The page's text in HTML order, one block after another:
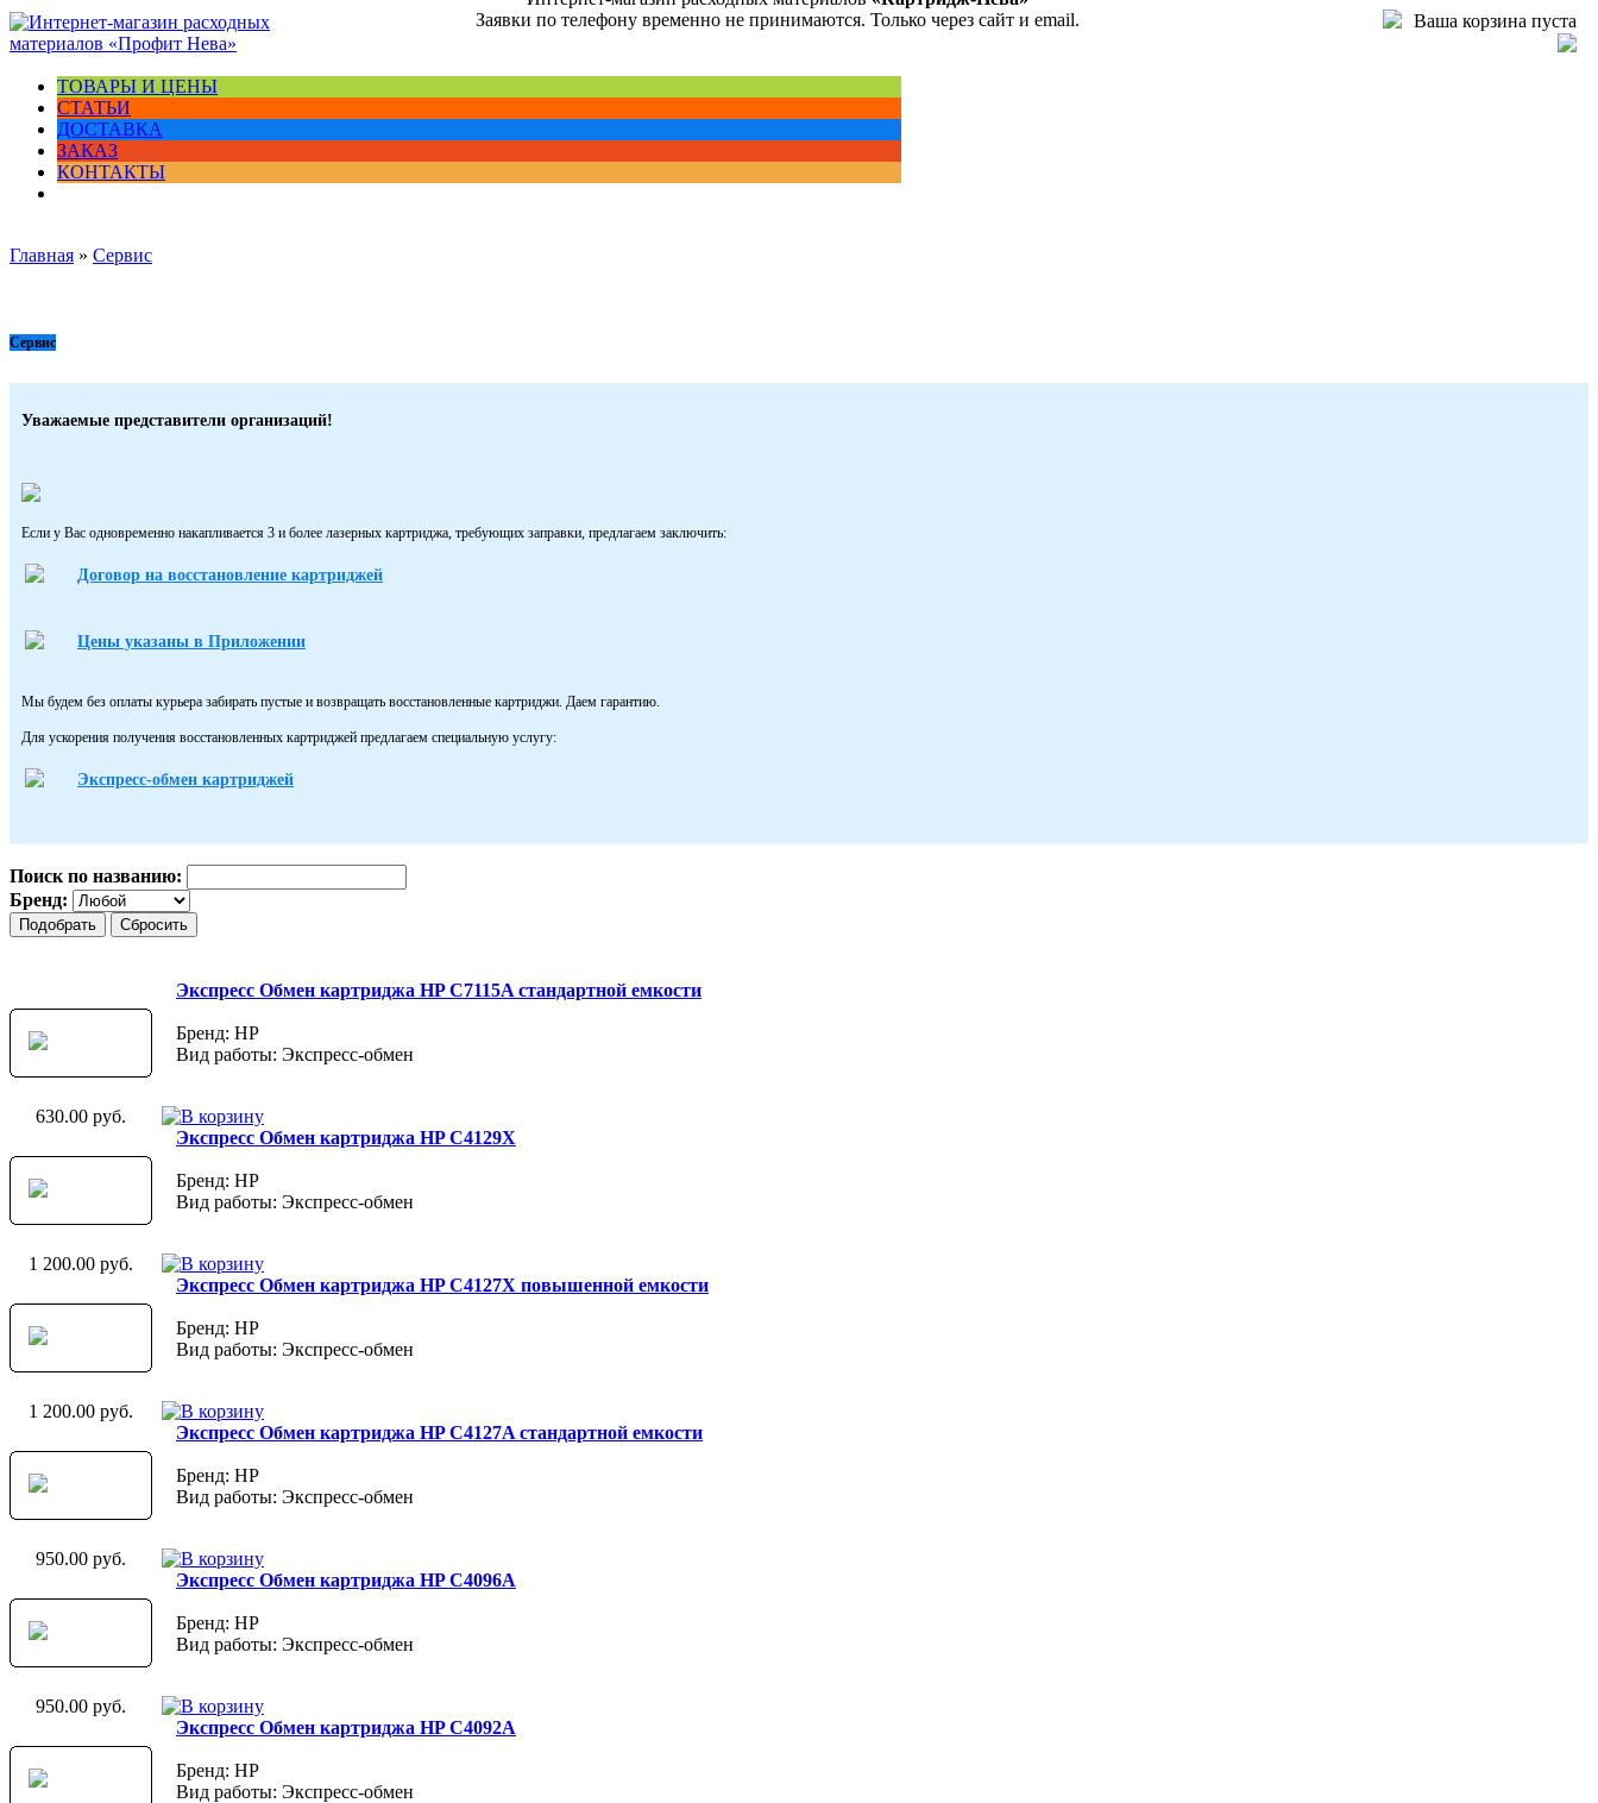
Заявки по телефону временно не принимаются. Только через сайт и email.
Ваша корзина пуста
ТОВАРЫ И ЦЕНЫ
СТАТЬИ
ДОСТАВКА
ЗАКАЗ
КОНТАКТЫ
Главная » Сервис
Сервис
Уважаемые представители организаций!
Если у Вас одновременно накапливается 3 и более лазерных картриджа, требующих заправки, предлагаем заключить:
Договор на восстановление картриджей
Цены указаны в Приложении
Мы будем без оплаты курьера забирать пустые и возвращать восстановленные картриджи. Даем гарантию.
Для ускорения получения восстановленных картриджей предлагаем специальную услугу:
Экспресс-обмен картриджей
Поиск по названию:
Бренд:
Экспресс Обмен картриджа HP C7115A стандартной емкости
Бренд: HP
Вид работы: Экспресс-обмен
630.00 руб.
Экспресс Обмен картриджа HP C4129X
Бренд: HP
Вид работы: Экспресс-обмен
1 200.00 руб.
Экспресс Обмен картриджа HP C4127X повышенной емкости
Бренд: HP
Вид работы: Экспресс-обмен
1 200.00 руб.
Экспресс Обмен картриджа HP C4127A стандартной емкости
Бренд: HP
Вид работы: Экспресс-обмен
950.00 руб.
Экспресс Обмен картриджа HP C4096A
Бренд: HP
Вид работы: Экспресс-обмен
950.00 руб.
Экспресс Обмен картриджа HP C4092A
Бренд: HP
Вид работы: Экспресс-обмен